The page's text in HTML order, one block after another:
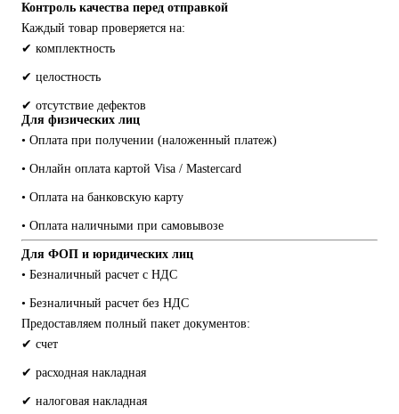
Контроль качества перед отправкой
Каждый товар проверяется на:
✔ комплектность
✔ целостность
✔ отсутствие дефектов
Для физических лиц
• Оплата при получении (наложенный платеж)
• Онлайн оплата картой Visa / Mastercard
• Оплата на банковскую карту
• Оплата наличными при самовывозе
Для ФОП и юридических лиц
• Безналичный расчет с НДС
• Безналичный расчет без НДС
Предоставляем полный пакет документов:
✔ счет
✔ расходная накладная
✔ налоговая накладная